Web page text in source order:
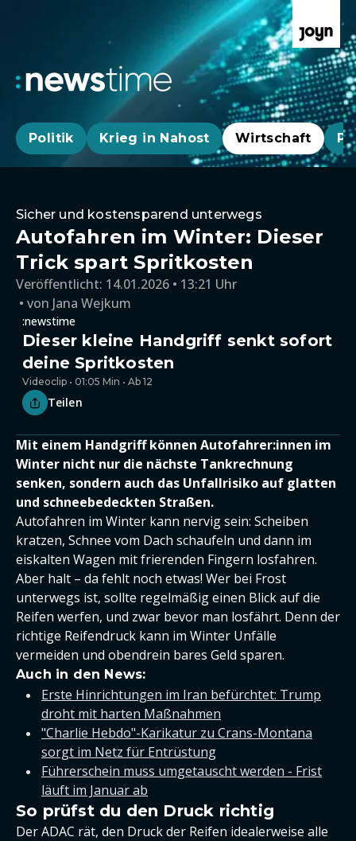
Politik Krieg in Nahost Wirtschaft
Sicher und kostensparend unterwegs
Autofahren im Winter: Dieser
Trick spart Spritkosten
Veröffentlicht: 14.01.2026 • 13:21 Uhr
von Jana Wejkum
:newstime
Dieser kleine Handgriff senkt sofort
deine Spritkosten
Videoclip • 01:05 Min • Ab 12
Teilen
Mit einem Handgriff können Autofahrer:innen im
Winter nicht nur die nächste Tankrechnung
senken, sondern auch das Unfallrisiko auf glatten
und schneebedeckten Straßen.
Autofahren im Winter kann nervig sein: Scheiben
kratzen, Schnee vom Dach schaufeln und dann im
eiskalten Wagen mit frierenden Fingern losfahren.
Aber halt – da fehlt noch etwas! Wer bei Frost
unterwegs ist, sollte regelmäßig einen Blick auf die
Reifen werfen, und zwar bevor man losfährt. Denn der
richtige Reifendruck kann im Winter Unfälle
vermeiden und obendrein bares Geld sparen.
Auch in den News:
Erste Hinrichtungen im Iran befürchtet: Trump
droht mit harten Maßnahmen
"Charlie Hebdo"-Karikatur zu Crans-Montana
sorgt im Netz für Entrüstung
Führerschein muss umgetauscht werden - Frist
läuft im Januar ab
So prüfst du den Druck richtig
Der ADAC rät, den Druck der Reifen idealerweise alle